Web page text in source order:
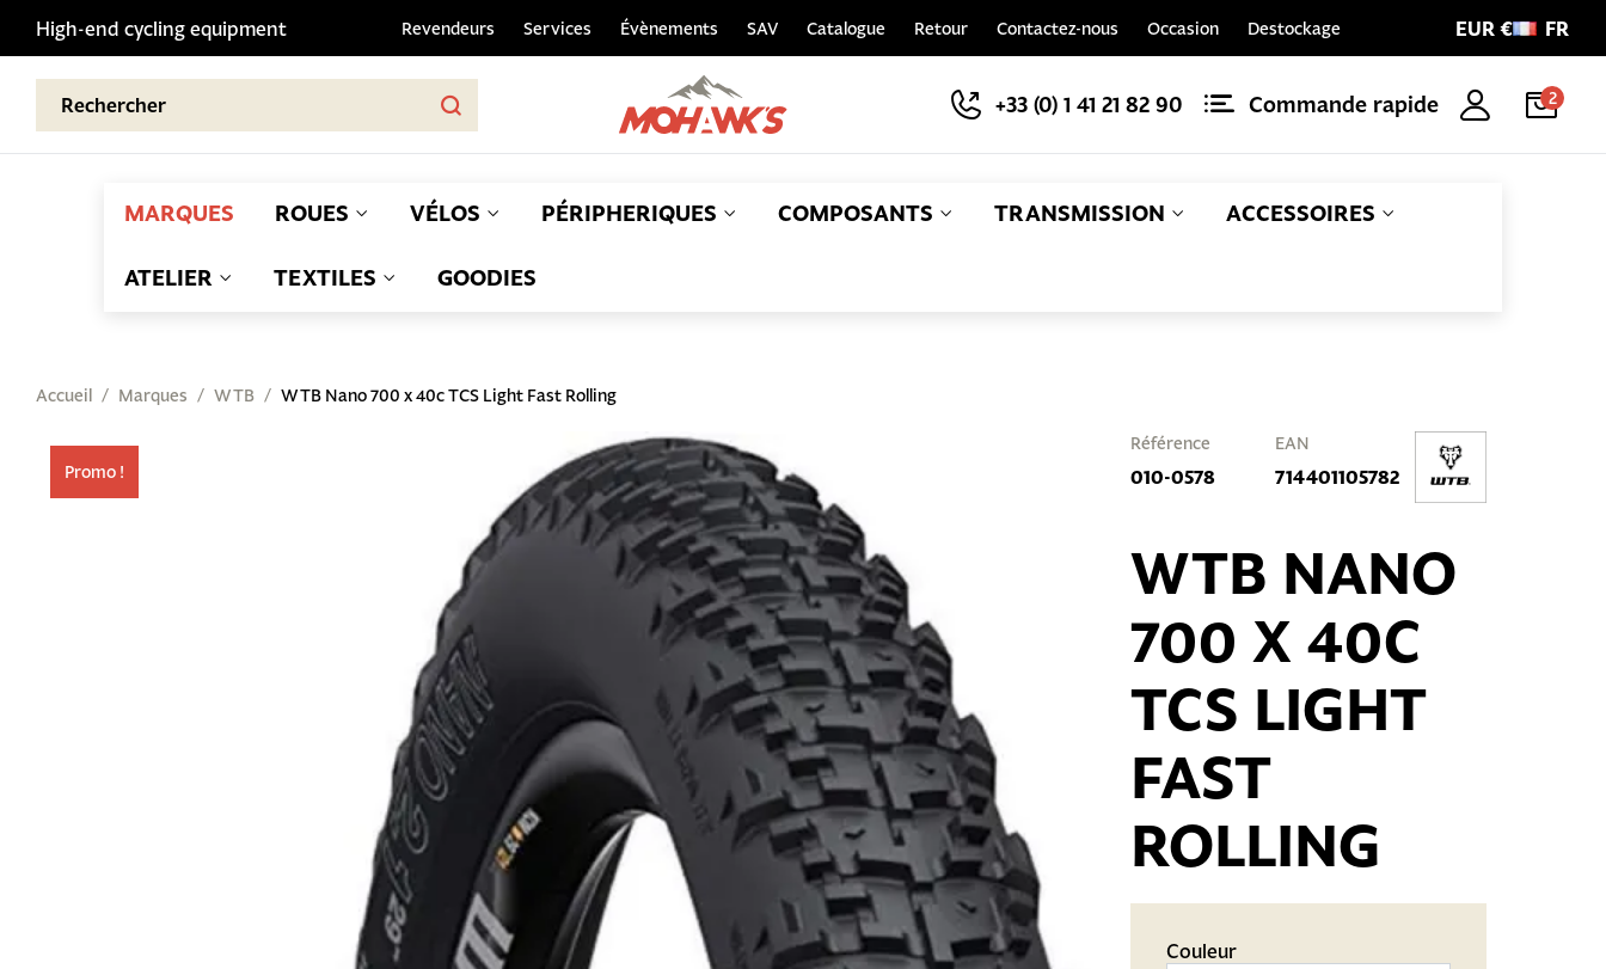
High-end cycling equipment Revendeurs Services Évènements SAV Catalogue Retour Contactez-nous Occasion Destockage EUR € FR
+33 (0) 1 41 21 82 90 Commande rapide 2
MARQUES ROUES VÉLOS PÉRIPHERIQUES COMPOSANTS TRANSMISSION ACCESSOIRES
ATELIER TEXTILES GOODIES
Accueil Marques WTB WTB Nano 700 x 40c TCS Light Fast Rolling
Promo !
Référence
010-0578
EAN
714401105782
WTB NANO
700 X 40C
TCS LIGHT
FAST
ROLLING
Couleur